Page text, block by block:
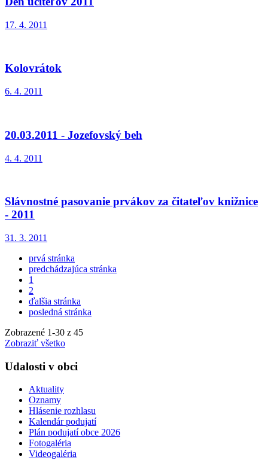
17. 4. 2011
Kolovrátok
6. 4. 2011
20.03.2011 - Jozefovský beh
4. 4. 2011
Slávnostné pasovanie prvákov za čitateľov knižnice
- 2011
31. 3. 2011
prvá stránka
predchádzajúca stránka
1
2
ďalšia stránka
posledná stránka
Zobrazené 1-30 z 45
Zobraziť všetko
Udalosti v obci
Aktuality
Oznamy
Hlásenie rozhlasu
Kalendár podujatí
Plán podujatí obce 2026
Fotogaléria
Videogaléria